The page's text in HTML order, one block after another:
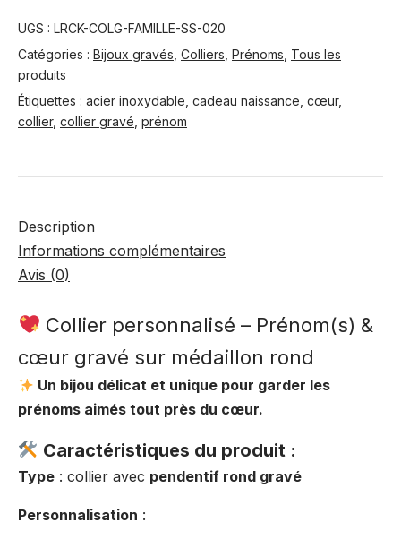
coeur
au
choix
(doré
ou
UGS : LRCK-COLG-FAMILLE-SS-020
Catégories : Bijoux gravés Colliers Prénoms Tous les
produits
Étiquettes : acier inoxydable cadeau naissance cœur,
collier, collier gravé prénom
Description
Informations complémentaires
Avis (0)
Collier personnalisé – Prénom(s) &
cœur gravé sur médaillon rond
Un bijou délicat et unique pour garder les
prénoms aimés tout près du cœur.
Caractéristiques du produit :
Type : collier avec pendentif rond gravé
Personnalisation :